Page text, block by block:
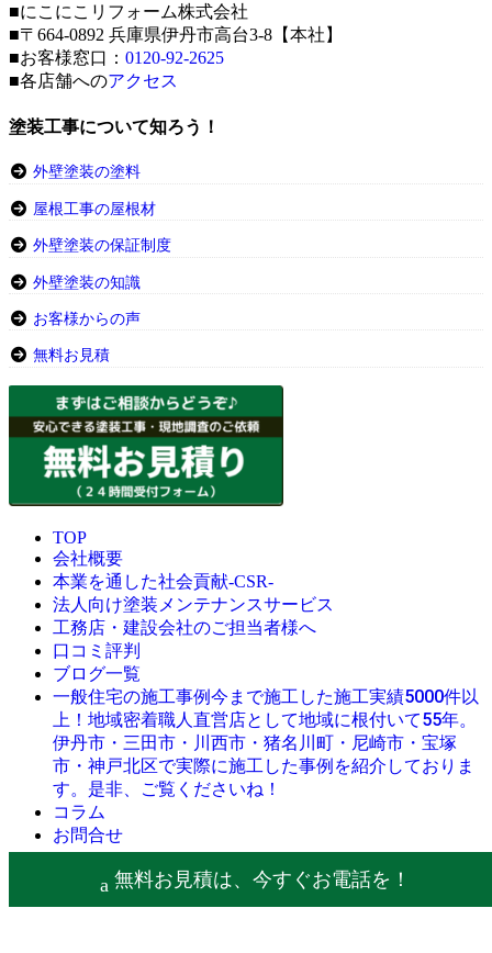
■にこにこリフォーム株式会社
■〒664-0892 兵庫県伊丹市高台3-8【本社】
■お客様窓口： 0120-92-2625
■各店舗へのアクセス
塗装工事について知ろう！
外壁塗装の塗料
屋根工事の屋根材
外壁塗装の保証制度
外壁塗装の知識
お客様からの声
無料お見積
TOP
会社概要
本業を通した社会貢献-CSR-
法人向け塗装メンテナンスサービス
工務店・建設会社のご担当者様へ
口コミ評判
ブログ一覧
一般住宅の施工事例今まで施工した施工実績5000件以
上！地域密着職人直営店として地域に根付いて55年。
伊丹市・三田市・川西市・猪名川町・尼崎市・宝塚
市・神戸北区で実際に施工した事例を紹介しておりま
す。是非、ご覧くださいね！
コラム
お問合せ
© 創業昭和45年・感動の塗替え・屋根リフォームの職人直営
無料お見積は、今すぐお電話を！